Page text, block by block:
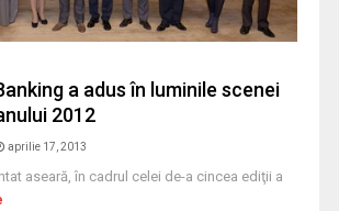
a adus în luminile scenei
2012
aprilie 17, 2013
aseară, în cadrul celei de-a cincea ediţii a